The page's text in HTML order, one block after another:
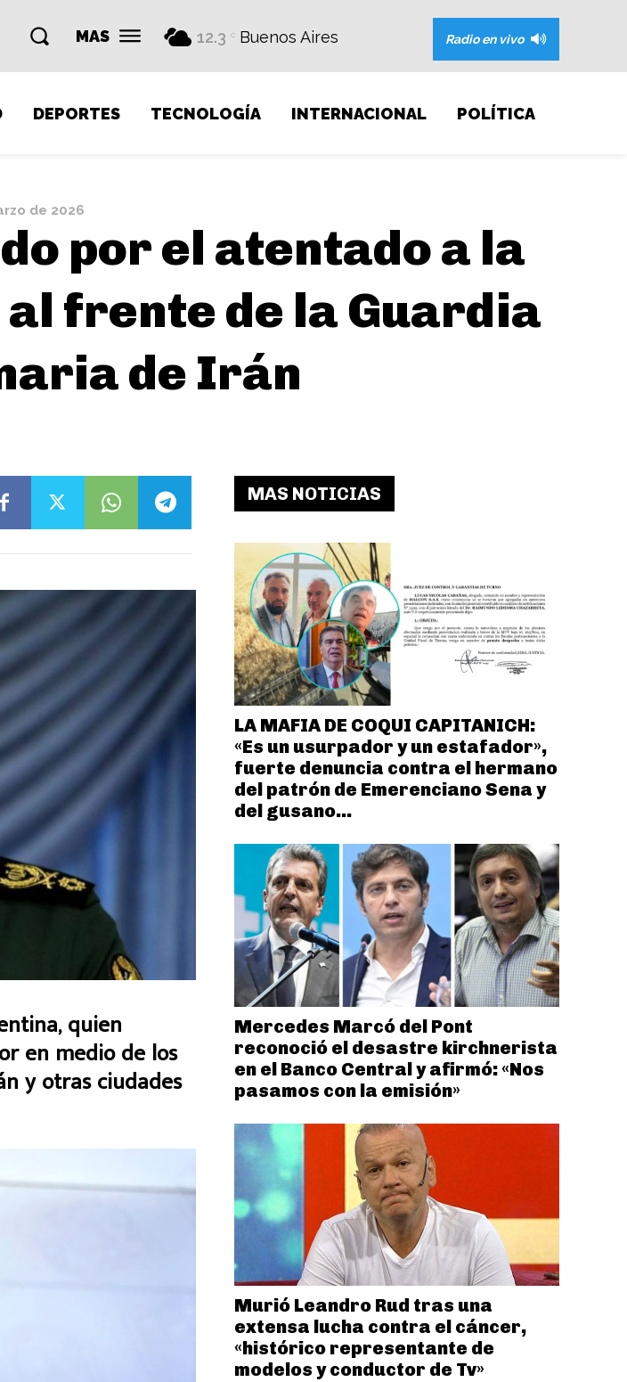
MAS 12.3 C Buenos Aires Radio en vivo
DEPORTES TECNOLOGÍA INTERNACIONAL POLÍTICA
de 2026
por el atentado a la
frente de la Guardia
de Irán
quien
en medio de los
y otras ciudades
MAS NOTICIAS
LA MAFIA DE COQUI CAPITANICH:
«Es un usurpador y un estafador»,
fuerte denuncia contra el hermano
del patrón de Emerenciano Sena y
del gusano...
Mercedes Marcó del Pont
reconoció el desastre kirchnerista
en el Banco Central y afirmó: «Nos
pasamos con la emisión»
Murió Leandro Rud tras una
extensa lucha contra el cáncer,
«histórico representante de
modelos y conductor de Tv»